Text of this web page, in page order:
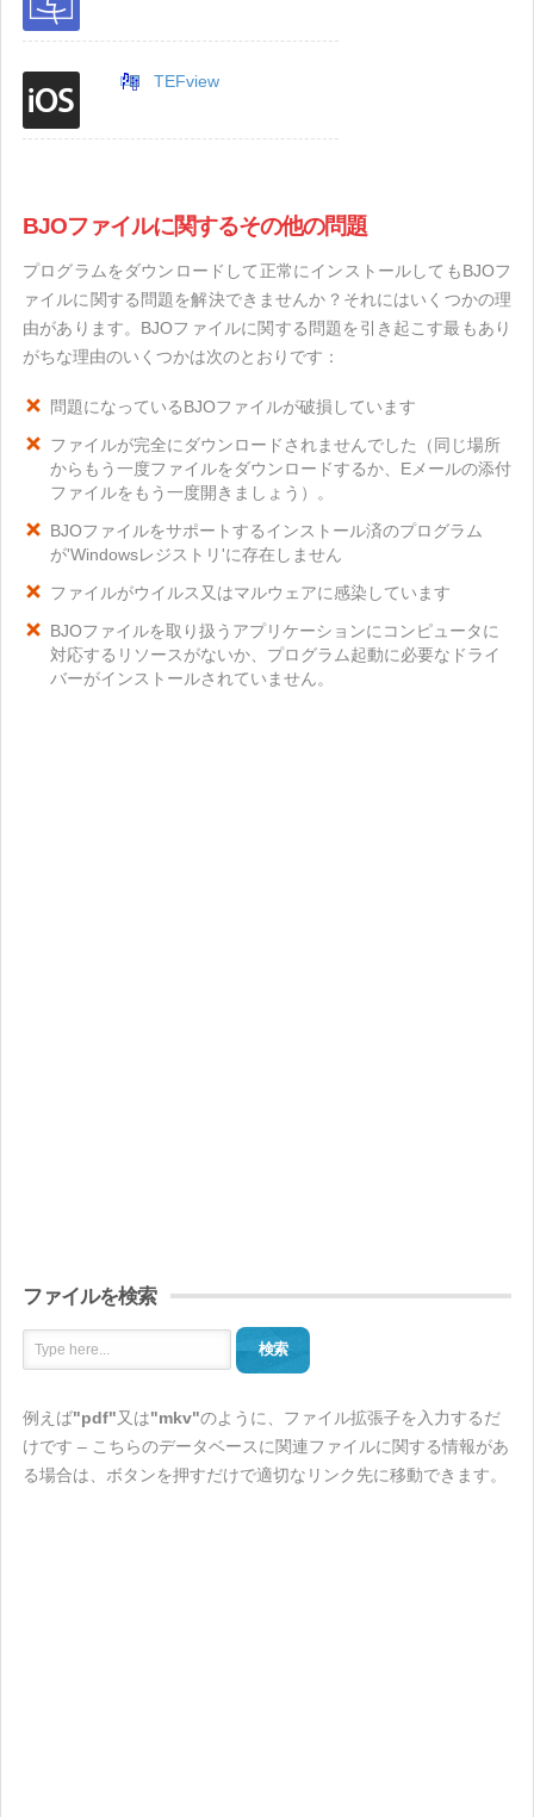
TEFview
BJOファイルに関するその他の問題
プログラムをダウンロードして正常にインストールしてもBJOフ
ァイルに関する問題を解決できませんか？それにはいくつかの理
由があります。BJOファイルに関する問題を引き起こす最もあり
がちな理由のいくつかは次のとおりです：
問題になっているBJOファイルが破損しています
ファイルが完全にダウンロードされませんでした（同じ場所
からもう一度ファイルをダウンロードするか、Eメールの添付
ファイルをもう一度開きましょう）。
BJOファイルをサポートするインストール済のプログラム
が'Windowsレジストリ'に存在しません
ファイルがウイルス又はマルウェアに感染しています
BJOファイルを取り扱うアプリケーションにコンピュータに
対応するリソースがないか、プログラム起動に必要なドライ
バーがインストールされていません。
ファイルを検索
検索
例えば"pdf"又は"mkv"のように、ファイル拡張子を入力するだ
けです – こちらのデータベースに関連ファイルに関する情報があ
る場合は、ボタンを押すだけで適切なリンク先に移動できます。